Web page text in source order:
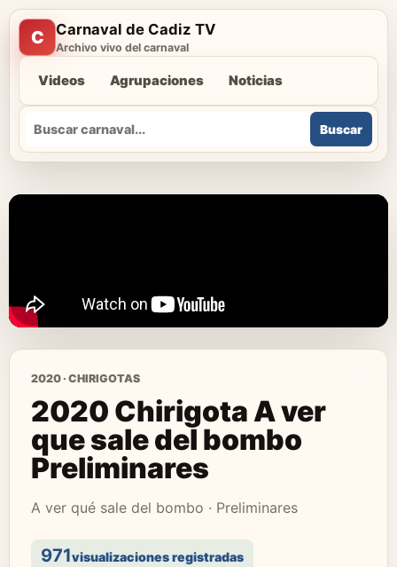
C Carnaval de Cadiz TV
Archivo vivo del carnaval
Videos Agrupaciones Noticias
Buscar
Buscar
2020 · CHIRIGOTAS
2020 Chirigota A ver
que sale del bombo
Preliminares
A ver qué sale del bombo · Preliminares
971visualizaciones registradas